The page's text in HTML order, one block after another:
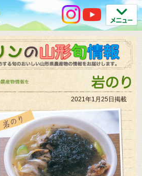
2021年1月25日掲載